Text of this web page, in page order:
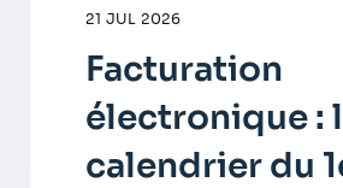
21 JUL 2026
Facturation
électronique :
calendrier du